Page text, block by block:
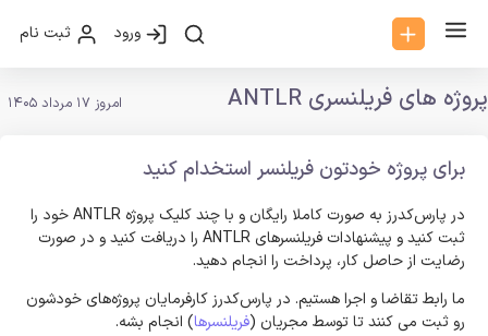
ورود ثبت نام
پروژه های فریلنسری ANTLR امروز 17 مرداد 1405
برای پروژه خودتون فریلنسر استخدام کنید
در پارس‌کدرز به صورت کاملا رایگان و با چند کلیک پروژه ANTLR خود را
ثبت کنید و پیشنهادات فریلنسر‌های ANTLR را دریافت کنید و در صورت
رضایت از حاصل کار، پرداخت را انجام دهید.
ما رابط تقاضا و اجرا هستیم. در پارس‌کدرز کارفرمایان پروژه‌های خودشون
رو ثبت می کنند تا توسط مجریان (فریلنسرها) انجام بشه.